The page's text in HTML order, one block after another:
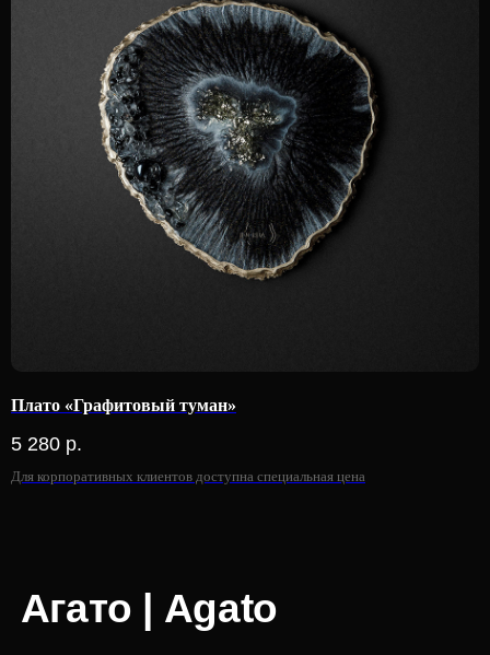
Плато «Графитовый туман»
5 280 р.
Для корпоративных клиентов доступна специальная цена